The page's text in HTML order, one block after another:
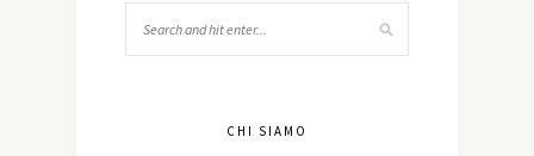
CHI SIAMO